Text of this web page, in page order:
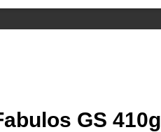
GS 410g